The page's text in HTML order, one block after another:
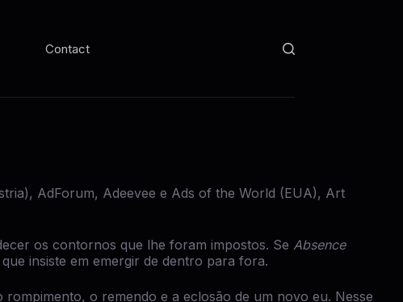
Contact
AdForum, Adeevee e Ads of the World (EUA), Art
os contornos que lhe foram impostos. Se Absence
insiste em emergir de dentro para fora.
o remendo e a eclosão de um novo eu. Nesse